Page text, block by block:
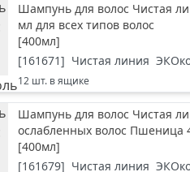
Шампунь для волос Чистая
мл для всех типов волос
[400мл]
[161671] Чистая линия
12 шт. в ящике
Шампунь для волос Чистая
ослабленных волос Пшеница
[400мл]
[161679] Чистая линия